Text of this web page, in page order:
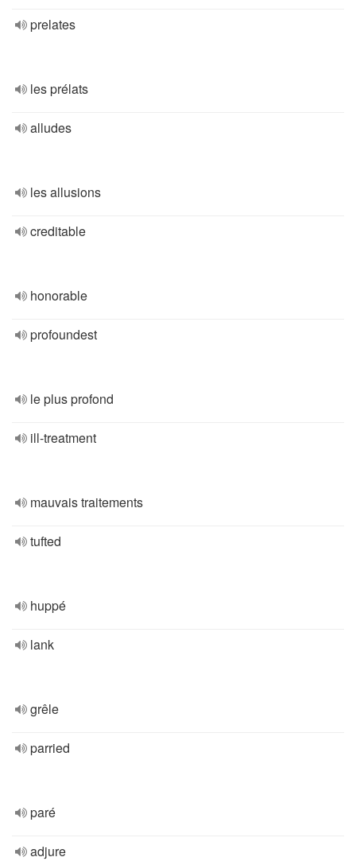
prelates
les prélats
alludes
les allusions
creditable
honorable
profoundest
le plus profond
ill-treatment
mauvais traitements
tufted
huppé
lank
grêle
parried
paré
adjure